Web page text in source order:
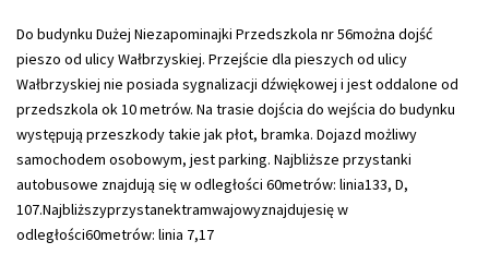
Do budynku Dużej Niezapominajki Przedszkola nr 56można dojść
pieszo od ulicy Wałbrzyskiej. Przejście dla pieszych od ulicy
Wałbrzyskiej nie posiada sygnalizacji dźwiękowej i jest oddalone od
przedszkola ok 10 metrów. Na trasie dojścia do wejścia do budynku
występują przeszkody takie jak płot, bramka. Dojazd możliwy
samochodem osobowym, jest parking. Najbliższe przystanki
autobusowe znajdują się w odległości 60metrów: linia133, D,
107.Najbliższyprzystanektramwajowyznajdujesię w
odległości60metrów: linia 7,17